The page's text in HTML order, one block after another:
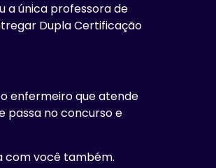
a única professora de
Dupla Certificação
enfermeiro que atende
passa no concurso e
com você também.